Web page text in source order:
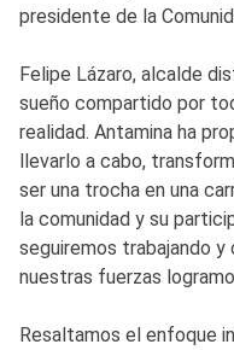
presidente de la
Felipe Lázaro, alcalde
sueño compartido por
realidad. Antamina ha
llevarlo a cabo,
ser una trocha en una
la comunidad y su
seguiremos trabajando y
nuestras fuerzas
Resaltamos el enfoque